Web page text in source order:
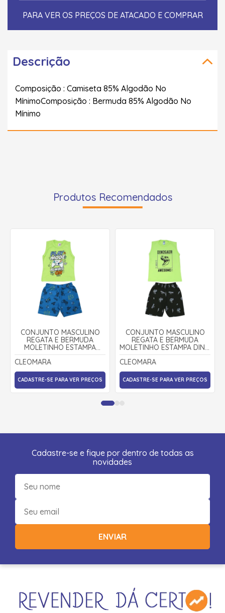
PARA VER OS PREÇOS DE ATACADO E COMPRAR
Descrição
Composição : Camiseta 85% Algodão No
MínimoComposição : Bermuda 85% Algodão No
Mínimo
Produtos Recomendados
CONJUNTO MASCULINO
REGATA E BERMUDA
MOLETINHO ESTAMPA
CONTROLE 80 - CLEOMARA
CLEOMARA
CADASTRE-SE PARA VER PREÇOS
CONJUNTO MASCULINO
REGATA E BERMUDA
MOLETINHO ESTAMPA DINO
3098 - CLEOMARA
CLEOMARA
CADASTRE-SE PARA VER PREÇOS
Cadastre-se e fique por dentro de todas as
novidades
ENVIAR